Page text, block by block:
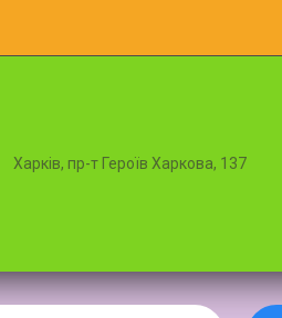
Харків, пр-т Героїв Харкова, 137